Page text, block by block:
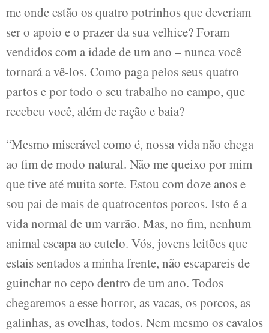
me onde estão os quatro potrinhos que deveriam
ser o apoio e o prazer da sua velhice? Foram
vendidos com a idade de um ano – nunca você
tornará a vê-los. Como paga pelos seus quatro
partos e por todo o seu trabalho no campo, que
recebeu você, além de ração e baia?
“Mesmo miserável como é, nossa vida não chega
ao fim de modo natural. Não me queixo por mim
que tive até muita sorte. Estou com doze anos e
sou pai de mais de quatrocentos porcos. Isto é a
vida normal de um varrão. Mas, no fim, nenhum
animal escapa ao cutelo. Vós, jovens leitões que
estais sentados a minha frente, não escapareis de
guinchar no cepo dentro de um ano. Todos
chegaremos a esse horror, as vacas, os porcos, as
galinhas, as ovelhas, todos. Nem mesmo os cavalos